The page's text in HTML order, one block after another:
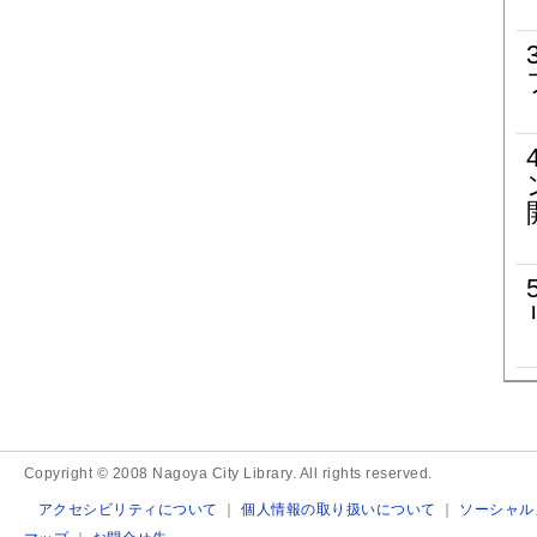
Copyright © 2008 Nagoya City Library. All rights reserved.
アクセシビリティについて ｜個人情報の取り扱いについて ｜ ソーシャ